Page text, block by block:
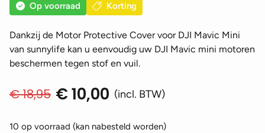
Op voorraad Korting
Dankzij de Motor Protective Cover voor DJI Mavic Mini
van sunnylife kan u eenvoudig uw DJI Mavic mini motoren
beschermen tegen stof en vuil.
€18,95
Oorspronkelijke
was:
€10,00
Huidige
is:
(incl. BTW)
10 op voorraad (kan nabesteld worden)